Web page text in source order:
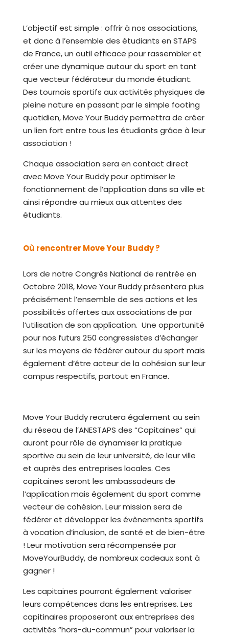
L’objectif est simple : offrir à nos associations,
et donc à l’ensemble des étudiants en STAPS
de France, un outil efficace pour rassembler et
créer une dynamique autour du sport en tant
que vecteur fédérateur du monde étudiant.
Des tournois sportifs aux activités physiques de
pleine nature en passant par le simple footing
quotidien, Move Your Buddy permettra de créer
un lien fort entre tous les étudiants grâce à leur
association !
Chaque association sera en contact direct
avec Move Your Buddy pour optimiser le
fonctionnement de l’application dans sa ville et
ainsi répondre au mieux aux attentes des
étudiants.
Où rencontrer Move Your Buddy ?
Lors de notre Congrès National de rentrée en
Octobre 2018, Move Your Buddy présentera plus
précisément l’ensemble de ses actions et les
possibilités offertes aux associations de par
l’utilisation de son application. Une opportunité
pour nos futurs 250 congressistes d’échanger
sur les moyens de fédérer autour du sport mais
également d’être acteur de la cohésion sur leur
campus respectifs, partout en France.
Move Your Buddy recrutera également au sein
du réseau de l’ANESTAPS des “Capitaines” qui
auront pour rôle de dynamiser la pratique
sportive au sein de leur université, de leur ville
et auprès des entreprises locales. Ces
capitaines seront les ambassadeurs de
l’application mais également du sport comme
vecteur de cohésion. Leur mission sera de
fédérer et développer les évènements sportifs
à vocation d’inclusion, de santé et de bien-être
! Leur motivation sera récompensée par
MoveYourBuddy, de nombreux cadeaux sont à
gagner !
Les capitaines pourront également valoriser
leurs compétences dans les entreprises. Les
capitinaires proposeront aux entreprises des
activités “hors-du-commun” pour valoriser la